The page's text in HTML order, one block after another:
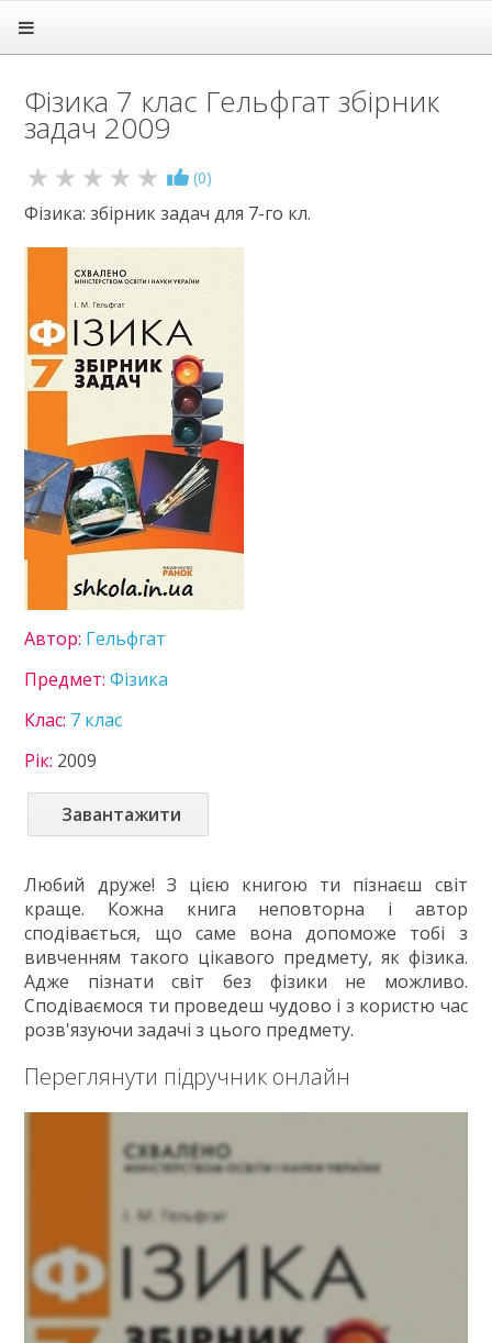
Підручники
1 клас
2 клас
3 клас
4 клас
5 клас
6 клас
7 клас
Алгебра
Англійська мова
Біологія
Всесвітня історія
Географія
Громадянська освіта
Зарубіжна література
Здоров'я
Інформатика
Іспанська мова
Історія України
Література
Мистецтво
Мови нац. меншин
Технології
Українська література
Фізика
Французька мова
8 клас
9 клас
10 клас
11 клас
ГДЗ
Статті
Зв'язок
Політика
Фізика 7 клас Гельфгат збірник
задач 2009
(0)
Фізика: збірник задач для 7-го кл.
Автор: Гельфгат
Предмет:Фізика
Клас: 7 клас
Рік: 2009
Завантажити
Любий друже! З цією книгою ти пізнаєш світ
краще. Кожна книга неповторна і автор
сподівається, що саме вона допоможе тобі з
вивченням такого цікавого предмету, як фізика.
Адже пізнати світ без фізики не можливо.
Сподіваємося ти проведеш чудово і з користю час
розв'язуючи задачі з цього предмету.
Переглянути підручник онлайн